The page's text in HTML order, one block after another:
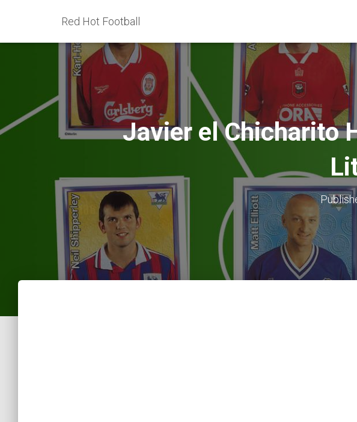
Red Hot Football
Javier el Chicharito